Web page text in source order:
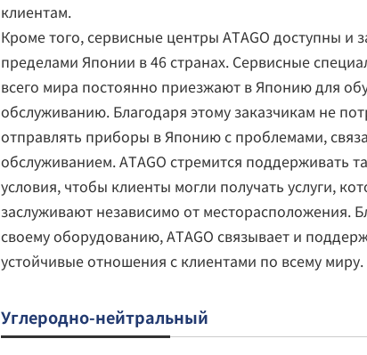
клиентам.
Кроме того, сервисные центры ATAGO доступны и
пределами Японии в 46 странах. Сервисные
всего мира постоянно приезжают в Японию для
обслуживанию. Благодаря этому заказчикам не
отправлять приборы в Японию с проблемами,
обслуживанием. ATAGO стремится поддерживать
условия, чтобы клиенты могли получать услуги,
заслуживают независимо от месторасположения.
своему оборудованию, ATAGO связывает и
устойчивые отношения с клиентами по всему миру.
Углеродно-нейтральный